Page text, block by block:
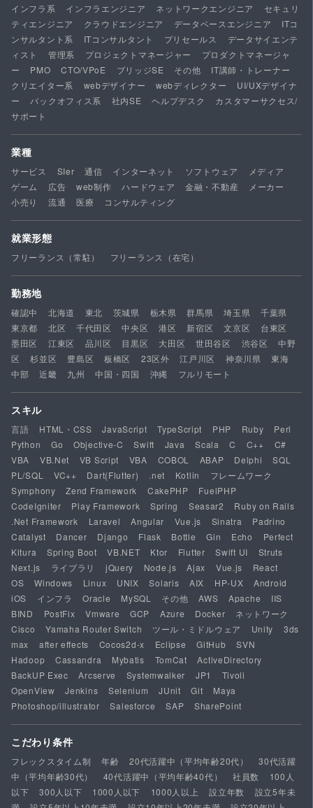
インフラ系
インフラエンジニア ネットワークエンジニア
セキュリ
ティエンジニア
クラウドエンジニア データベースエンジニア
ITコ
ンサルタント系
ITコンサルタント プリセールス
データサイエンテ
ィスト
管理系 プロジェクトマネージャー
プロダクトマネージャ
ー
PMO CTO/VPoE ブリッジSE その他
IT講師・トレーナー
クリエイター系
webデザイナー webディレクター
UI/UXデザイナ
ー
バックオフィス系 社内SE ヘルプデスク
カスタマーサクセス/
サポート
業種
サービス SIer 通信 インターネット ソフトウェア
メディア
ゲーム
広告 web制作 ハードウェア 金融・不動産
メーカー
小売り
流通 医療 コンサルティング
就業形態
フリーランス（常駐） フリーランス（在宅）
勤務地
確認中 北海道 東北 茨城県 栃木県 群馬県 埼玉県
千葉県
東京都
北区 千代田区 中央区 港区 新宿区 文京区
台東区
墨田区
江東区 品川区 目黒区 大田区 世田谷区 渋谷区
中野
区
杉並区 豊島区 板橋区 23区外 江戸川区 神奈川県
東海
中部
近畿 九州 中国・四国 沖縄 フルリモート
スキル
言語 HTML・CSS JavaScript TypeScript PHP Ruby
Perl
Python
Go Objective-C Swift Java Scala C C++
C#
VBA
VB.Net VB Script VBA COBOL ABAP Delphi
SQL
PL/SQL
VC++ Dart(Flutter) .net Kotlin
フレームワーク
Symphony
Zend Framework CakePHP
FuelPHP
CodeIgniter
Play Framework Spring Seasar2
Ruby on Rails
.Net Framework
Laravel Angular Vue.js Sinatra
Padrino
Catalyst
Dancer Django Flask Bottle Gin Echo
Perfect
Kitura
Spring Boot VB.NET Ktor Flutter Swift UI
Struts
Next.js
ライブラリ jQuery Node.js Ajax Vue.js
React
OS
Windows Linux UNIX Solaris AIX HP-UX
Android
iOS
インフラ Oracle MySQL その他 AWS Apache
IIS
BIND
PostFix Vmware GCP Azure Docker
ネットワーク
Cisco
Yamaha Router Switch ツール・ミドルウェア Unity
3ds
max
after effects Cocos2d-x Eclipse GitHub
SVN
Hadoop
Cassandra Mybatis TomCat
ActiveDirectory
BackUP Exec
Arcserve Systemwalker JP1
Tivoli
OpenView
Jenkins Selenium JUnit Git
Maya
Photoshop/illustrator
Salesforce SAP SharePoint
こだわり条件
フレックスタイム制 年齢 20代活躍中（平均年齢20代）
30代活躍
中（平均年齢30代）
40代活躍中（平均年齢40代） 社員数
100人
以下
300人以下 1000人以下 1000人以上 設立年数
設立5年未